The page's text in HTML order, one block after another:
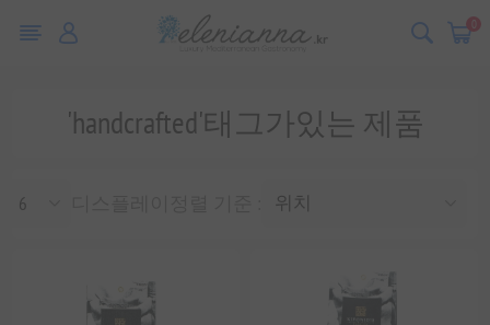
0
'handcrafted'태그가있는 제품